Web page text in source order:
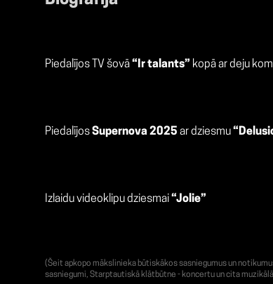
Piedalījos TV šovā“Ir talants” kopā ar deju
PiedalījosSupernova 2025 ar dziesmu
Izlaidu videoklipu dziesmai“Jolie”
(Šeit apkopo mākslinieka būtiskākos sasniegumus un
sasniegumi, Starptautiskā klātbūtne - koncertu un cita